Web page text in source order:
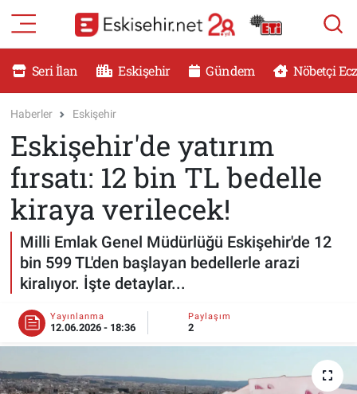
Seri İlan Eskişehir Gündem Nöbetçi
Haberler Eskişehir
Eskişehir'de yatırım
fırsatı: 12 bin TL bedelle
kiraya verilecek!
Milli Emlak Genel Müdürlüğü Eskişehir'de 12
bin 599 TL'den başlayan bedellerle arazi
kiralıyor. İşte detaylar...
Yayınlanma
12.06.2026 - 18:36
Paylaşım
2
RESMİ İLANLAR
DÜNYA
SAĞLIK
MAGAZİN
KADIN
YEMEK
ESKİŞEHİR NÖBETÇİ ECZANELER
Eskişehir Nöbetçi Eczaneler
Eskişehir Namaz Vakitleri
Eskişehir Trafik Yoğunluk Haritası
Süper Lig Puan Durumu ve Fikstür
Tüm Manşetler
Haber Arşivi